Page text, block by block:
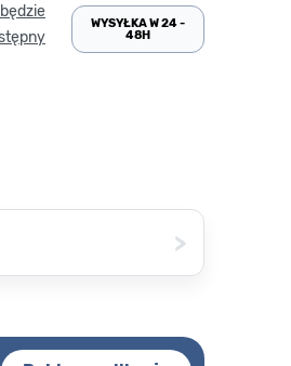
WYSYŁKA W 24 -
48H
>